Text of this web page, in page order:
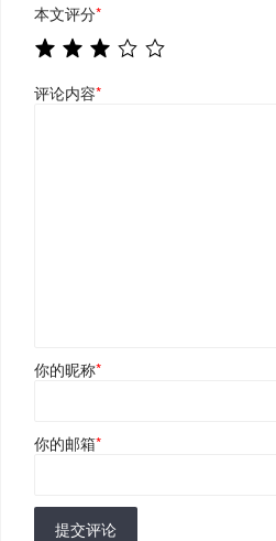
本文评分*
评论内容*
你的昵称*
你的邮箱*
提交评论